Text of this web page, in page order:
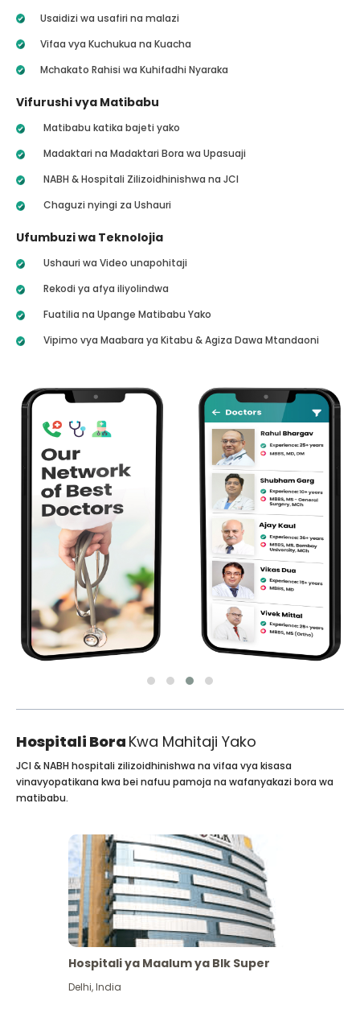
Usaidizi wa usafiri na malazi
Vifaa vya Kuchukua na Kuacha
Mchakato Rahisi wa Kuhifadhi Nyaraka
Vifurushi vya Matibabu
Matibabu katika bajeti yako
Madaktari na Madaktari Bora wa Upasuaji
NABH & Hospitali Zilizoidhinishwa na JCI
Chaguzi nyingi za Ushauri
Ufumbuzi wa Teknolojia
Ushauri wa Video unapohitaji
Rekodi ya afya iliyolindwa
Fuatilia na Upange Matibabu Yako
Vipimo vya Maabara ya Kitabu & Agiza Dawa Mtandaoni
Hospitali Bora Kwa Mahitaji Yako
JCI & NABH hospitali zilizoidhinishwa na vifaa vya kisasa
vinavyopatikana kwa bei nafuu pamoja na wafanyakazi bora wa
matibabu.
Hospitali ya Maalum ya Blk Super
Delhi,India